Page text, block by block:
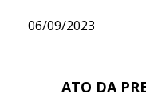
06/09/2023
ATO DA